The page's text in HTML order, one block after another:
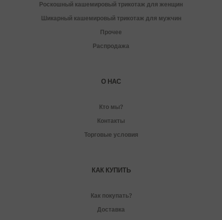
Роскошный кашемировый трикотаж для женщин
Шикарный кашемировый трикотаж для мужчин
Прочее
Распродажа
О НАС
Кто мы?
Контакты
Торговые условия
КАК КУПИТЬ
Как покупать?
Доставка